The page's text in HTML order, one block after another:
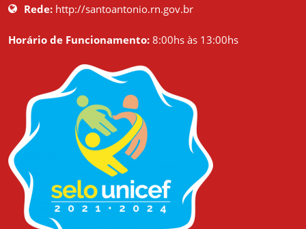
Rede: http://santoantonio.rn.gov.br
Horário de Funcionamento: 8:00hs às 13:00hs